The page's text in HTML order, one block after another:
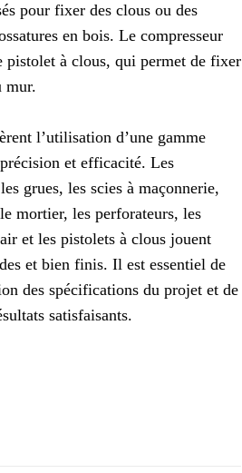
pour fixer des clous ou des
en bois. Le compresseur
pistolet à clous, qui permet de fixer
mur.
l’utilisation d’une gamme
et efficacité. Les
grues, les scies à maçonnerie,
mortier, les perforateurs, les
et les pistolets à clous jouent
et bien finis. Il est essentiel de
des spécifications du projet et de
satisfaisants.